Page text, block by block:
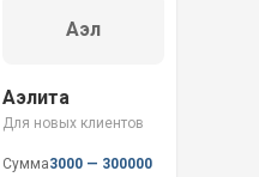
Аэл
Аэлита
Для новых клиентов
Сумма3000 — 300000